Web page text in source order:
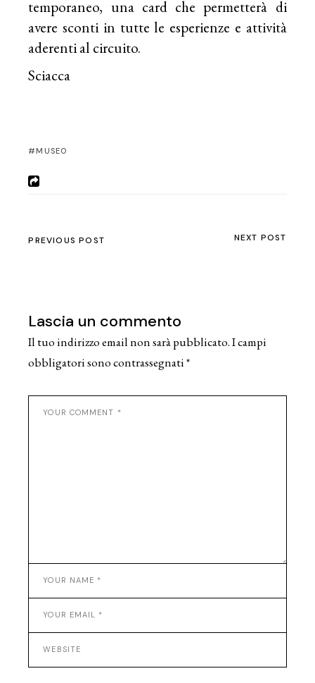
temporaneo, una card che permetterà di
avere sconti in tutte le esperienze e attività
aderenti al circuito.
Sciacca
MUSEO
PREVIOUS POST NEXT POST
Lascia un commento
Il tuo indirizzo email non sarà pubblicato.I campi
obbligatori sono contrassegnati*